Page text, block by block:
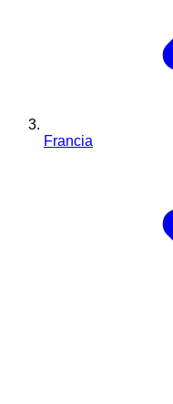
Francia